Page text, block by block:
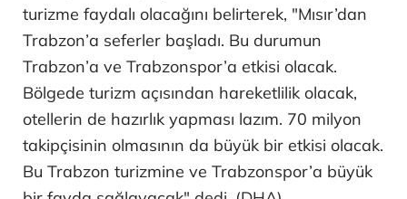
turizme faydalı olacağını belirterek, "Mısır’dan
Trabzon’a seferler başladı. Bu durumun
Trabzon’a ve Trabzonspor’a etkisi olacak.
Bölgede turizm açısından hareketlilik olacak,
otellerin de hazırlık yapması lazım. 70 milyon
takipçisinin olmasının da büyük bir etkisi olacak.
Bu Trabzon turizmine ve Trabzonspor’a büyük